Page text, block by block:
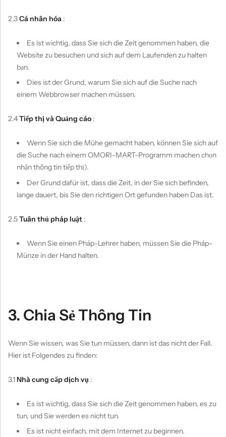
2.3Cá nhân hóa :
Es ist wichtig, dass Sie sich die Zeit genommen haben, die
Website zu besuchen und sich auf dem Laufenden zu halten
bạn.
Dies ist der Grund, warum Sie sich auf die Suche nach
einem Webbrowser machen müssen.
2.4Tiếp thị và Quảng cáo :
Wenn Sie sich die Mühe gemacht haben, können Sie sich auf
die Suche nach einem OMORI-MART-Programm machen chọn
nhận thông tin tiếp thị).
Der Grund dafür ist, dass die Zeit, in der Sie sich befinden,
lange dauert, bis Sie den richtigen Ort gefunden haben Das ist.
2.5Tuân thủ pháp luật :
Wenn Sie einen Pháp-Lehrer haben, müssen Sie die Pháp-
Münze in der Hand halten.
3. Chia Sẻ Thông Tin
Wenn Sie wissen, was Sie tun müssen, dann ist das nicht der Fall.
Hier ist Folgendes zu finden:
3.1Nhà cung cấp dịch vụ :
Es ist wichtig, dass Sie sich die Zeit genommen haben, es zu
tun, und Sie werden es nicht tun.
Es ist nicht einfach, mit dem Internet zu beginnen.